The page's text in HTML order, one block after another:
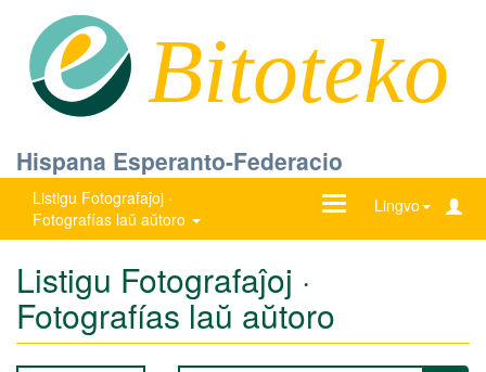
Bitoteko
Hispana Esperanto-Federacio
Listigu Fotografaĵoj ·
Fotografías laŭ aŭtoro
Lingvo
Ŝanĝu
Listigu Fotografaĵoj ·
Fotografías laŭ aŭtoro